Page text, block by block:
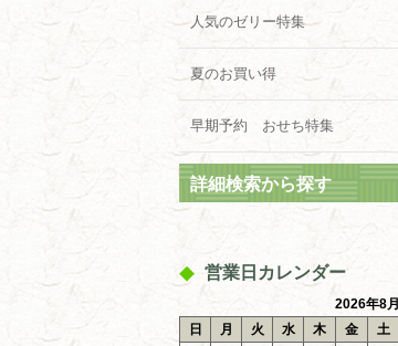
人気のゼリー特集
夏のお買い得
早期予約 おせち特集
詳細検索から探す
営業日カレンダー
2026年8月
日
月 火 水 木 金
土